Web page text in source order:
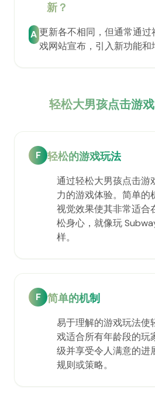
新？
A更新各不相同，但通常通
戏网站宣布，引入新功能和
轻松大男孩点击游
F 轻松的游戏玩法
通过轻松大男孩点击游
力的游戏体验。简单的
视觉效果使其非常适合
松身心，就像玩
样。
F 简单的机制
易于理解的游戏玩法使
戏适合所有年龄段的玩
级并享受令人满意的进
规则或策略。